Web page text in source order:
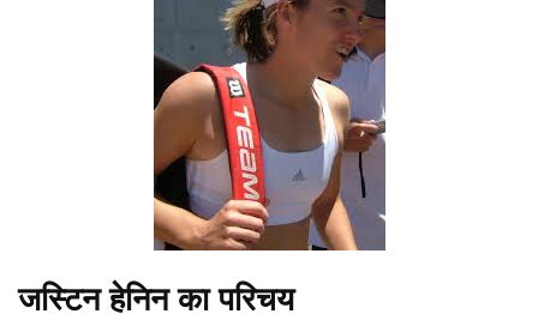
जस्टिन हेनिन का परिचय